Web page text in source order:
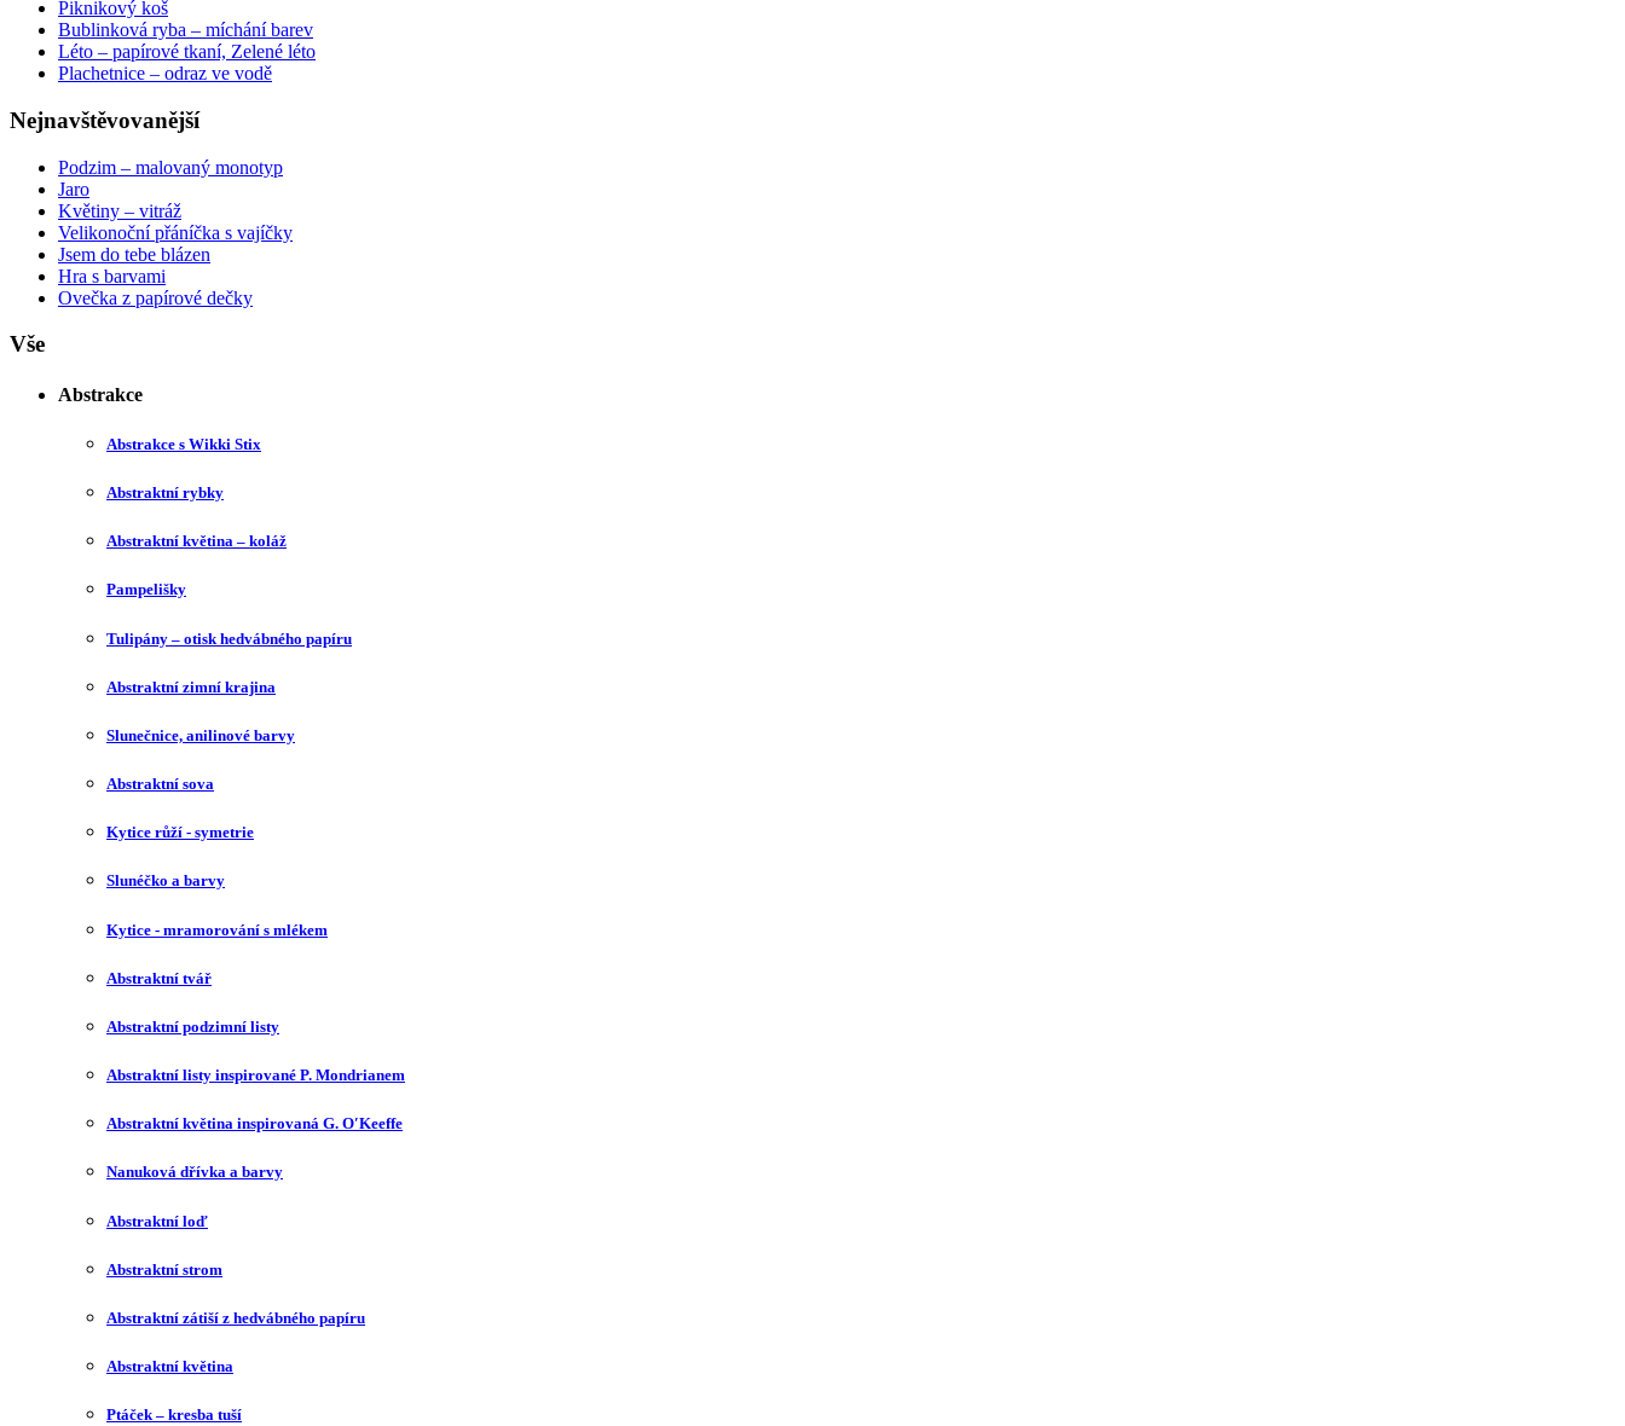
Piknikový koš
Bublinková ryba – míchání barev
Léto – papírové tkaní, Zelené léto
Plachetnice – odraz ve vodě
Nejnavštěvovanější
Podzim – malovaný monotyp
Jaro
Květiny – vitráž
Velikonoční přáníčka s vajíčky
Jsem do tebe blázen
Hra s barvami
Ovečka z papírové dečky
Vše
Abstrakce
Abstrakce s Wikki Stix
Abstraktní rybky
Abstraktní květina – koláž
Pampelišky
Tulipány – otisk hedvábného papíru
Abstraktní zimní krajina
Slunečnice, anilinové barvy
Abstraktní sova
Kytice růží - symetrie
Slunéčko a barvy
Kytice - mramorování s mlékem
Abstraktní tvář
Abstraktní podzimní listy
Abstraktní listy inspirované P. Mondrianem
Abstraktní květina inspirovaná G. O′Keeffe
Nanuková dřívka a barvy
Abstraktní loď
Abstraktní strom
Abstraktní zátiší z hedvábného papíru
Abstraktní květina
Ptáček – kresba tuší